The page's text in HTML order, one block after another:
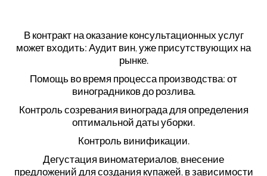
В контракт на оказание консультационных услуг
может входить: Аудит вин, уже присутствующих на
рынке.
Помощь во время процесса производства: от
виноградников до розлива.
Контроль созревания винограда для определения
оптимальной даты уборки.
Контроль винификации.
Дегустация виноматериалов, внесение
предложений для создания купажей, в зависимости